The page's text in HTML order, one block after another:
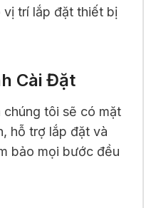
vị trí lắp đặt thiết bị
Cài Đặt
tôi sẽ có mặt
hỗ trợ lắp đặt và
bảo mọi bước đều